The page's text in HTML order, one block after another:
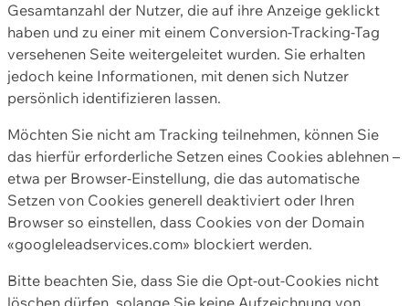
Gesamtanzahl der Nutzer, die auf ihre Anzeige geklickt
haben und zu einer mit einem Conversion-Tracking-Tag
versehenen Seite weitergeleitet wurden. Sie erhalten
jedoch keine Informationen, mit denen sich Nutzer
persönlich identifizieren lassen.
Möchten Sie nicht am Tracking teilnehmen, können Sie
das hierfür erforderliche Setzen eines Cookies ablehnen –
etwa per Browser-Einstellung, die das automatische
Setzen von Cookies generell deaktiviert oder Ihren
Browser so einstellen, dass Cookies von der Domain
«googleleadservices.com» blockiert werden.
Bitte beachten Sie, dass Sie die Opt-out-Cookies nicht